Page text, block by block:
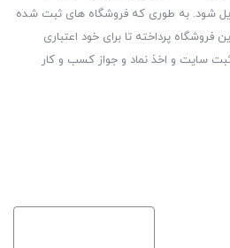
شود. به طوری که فروشگاه های ثبت شده
فروشگاه پرداخته تا برای خود اعتباری
سایت و اخذ نماد و جواز کسب و کار